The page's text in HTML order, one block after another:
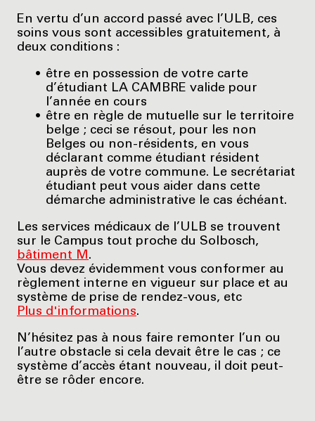
En vertu d’un accord passé avec l’ULB, ces
soins vous sont accessibles gratuitement, à
deux conditions :
être en possession de votre carte
d’étudiant LA CAMBRE valide pour
l’année en cours
être en règle de mutuelle sur le territoire
belge ; ceci se résout, pour les non
Belges ou non-résidents, en vous
déclarant comme étudiant résident
auprès de votre commune. Le secrétariat
étudiant peut vous aider dans cette
démarche administrative le cas échéant.
Les services médicaux de l’ULB se trouvent
sur le Campus tout proche du Solbosch,
bâtiment M.
Vous devez évidemment vous conformer au
règlement interne en vigueur sur place et au
système de prise de rendez-vous, etc
Plus d'informations.
N’hésitez pas à nous faire remonter l’un ou
l’autre obstacle si cela devait être le cas ; ce
système d’accès étant nouveau, il doit peut-
être se rôder encore.